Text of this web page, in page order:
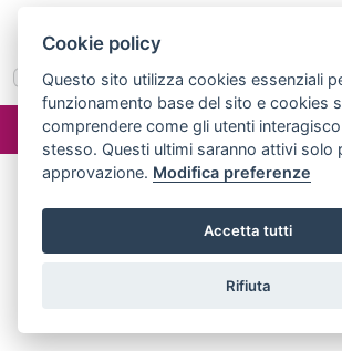
©2024 misterlex.it -
02029690472
Cookie policy
Questo sito utilizza cookies essenziali
funzionamento base del sito e cookies
comprendere come gli utenti
stesso. Questi ultimi saranno attivi solo
approvazione. Modifica preferenze
Accetta tutti
Rifiuta